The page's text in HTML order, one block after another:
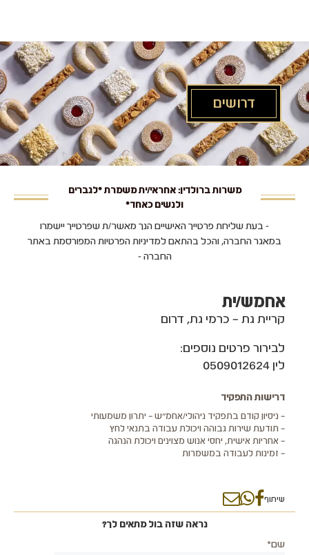
דרושים
משרות ברולדין: אחראי/ית משמרת *לגברים
ולנשים כאחד*
- בעת שליחת פרטייך האישיים הנך מאשר/ת שפרטייך יישמרו
במאגר החברה, והכל בהתאם למדיניות הפרטיות המפורסמת באתר
החברה -
אחמש/ית
קריית גת – כרמי גת, דרום
לבירור פרטים נוספים:
לין 0509012624
דרישות התפקיד
– ניסיון קודם בתפקיד ניהולי/אחמ"ש – יתרון משמעותי
– תודעת שירות גבוהה ויכולת עבודה בתנאי לחץ
– אחריות אישית, יחסי אנוש מצוינים ויכולת הנהגה
– זמינות לעבודה במשמרות
שיתוף
נראה שזה בול מתאים לך?
שם*